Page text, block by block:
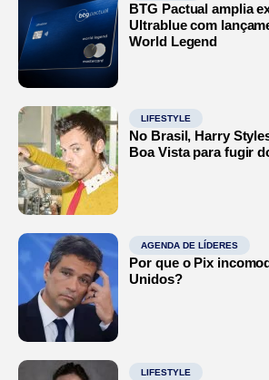
BTG Pactual amplia
Ultrablue com
World Legend
LIFESTYLE
No Brasil, Harry
Boa Vista para fugir
AGENDA DE LÍDERES
Por que o Pix
Unidos?
LIFESTYLE